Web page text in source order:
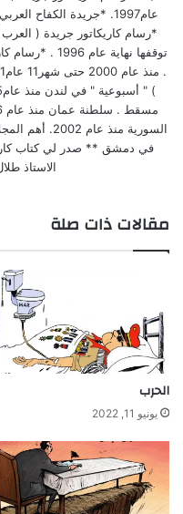
توقفها نهاية
الاستاذ طلال
مقالات ذات صلة
الحرب
يونيو 11, 2022